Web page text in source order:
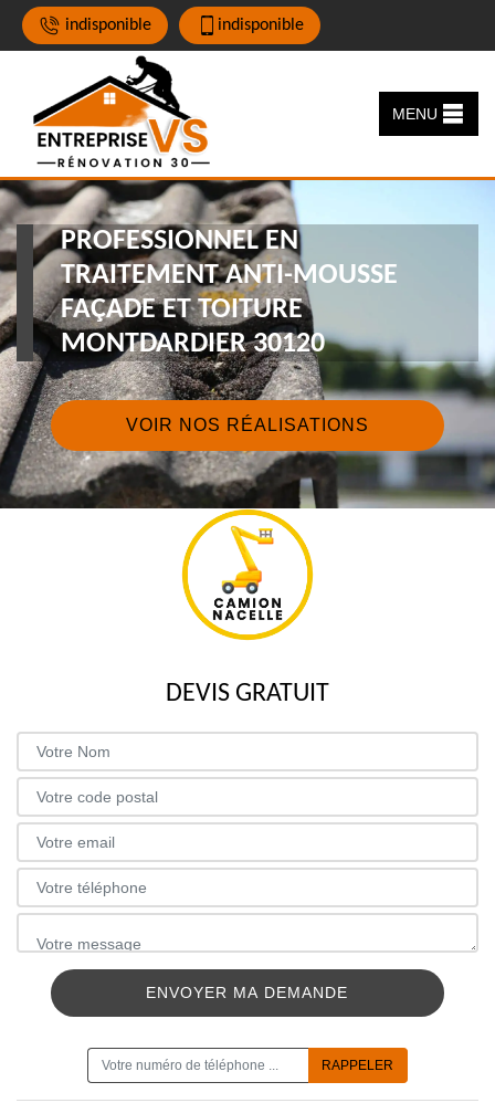
indisponible indisponible
MENU
PROFESSIONNEL EN
TRAITEMENT ANTI-MOUSSE
FAÇADE ET TOITURE
MONTDARDIER 30120
VOIR NOS RÉALISATIONS
DEVIS GRATUIT